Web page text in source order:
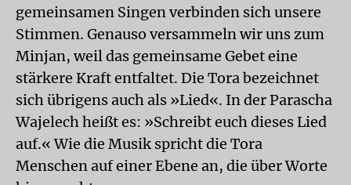
gemeinsamen Singen verbinden sich unsere
Stimmen. Genauso versammeln wir uns zum
Minjan, weil das gemeinsame Gebet eine
stärkere Kraft entfaltet. Die Tora bezeichnet
sich übrigens auch als »Lied«. In der Parascha
Wajelech heißt es: »Schreibt euch dieses Lied
auf.« Wie die Musik spricht die Tora
Menschen auf einer Ebene an, die über Worte